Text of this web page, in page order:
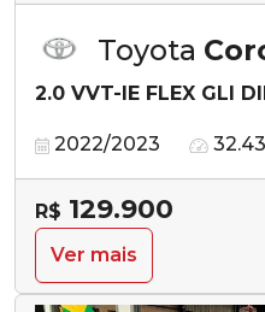
Toyota
2.0 VVT-IE FLEX GLI
2022/2023
R$ 129.900
Ver mais